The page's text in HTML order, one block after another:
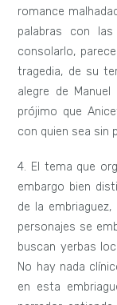
romance
palabras con
consolarlo,
tragedia, de su
alegre de
prójimo que
con quien sea sin
4. El tema que
embargo bien
de la
personajes se
buscan yerbas
No hay nada
en esta